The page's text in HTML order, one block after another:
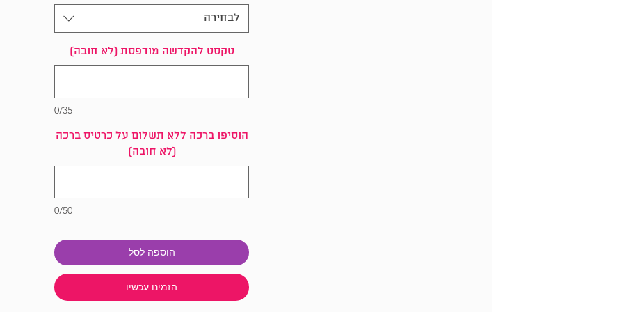
לבחירה
טקסט להקדשה מודפסת (לא חובה)
0/35
הוסיפו ברכה ללא תשלום על כרטיס ברכה
(לא חובה)
0/50
הוספה לסל
הזמינו עכשיו